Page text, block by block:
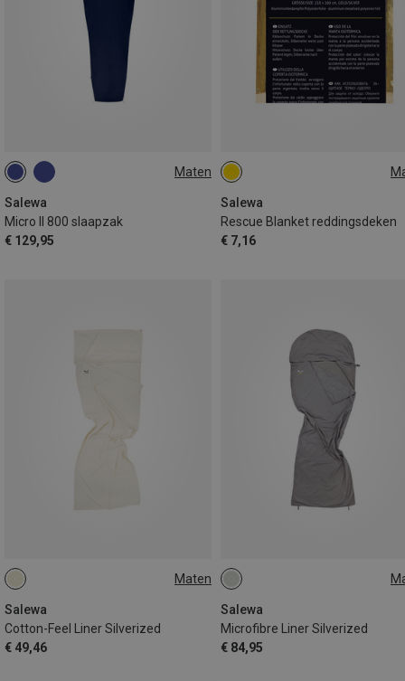
Maten
Salewa
Micro II 800 slaapzak
€ 129,95
MAX. 185CM | LEFT
MAX. 185CM | RIGHT
Salewa
Rescue Blanket reddingsdeken
€ 7,16
ONE SIZE
Maten
Salewa
Cotton-Feel Liner Silverized
€ 49,46
MAX. 185CM
Salewa
Microfibre Liner Silverized
€ 84,95
MAX. 185CM